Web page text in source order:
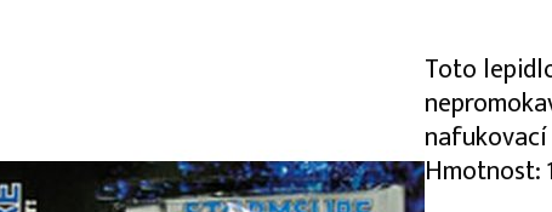
Toto
Hmotnost: